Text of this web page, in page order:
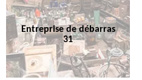
Entreprise de débarras
31